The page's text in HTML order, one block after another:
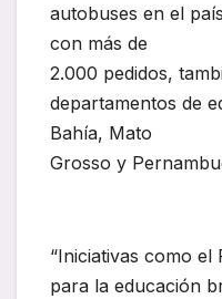
autobuses en el
con más de
2.000 pedidos,
departamentos de
Bahía, Mato
Grosso y
“Iniciativas como el
para la educación